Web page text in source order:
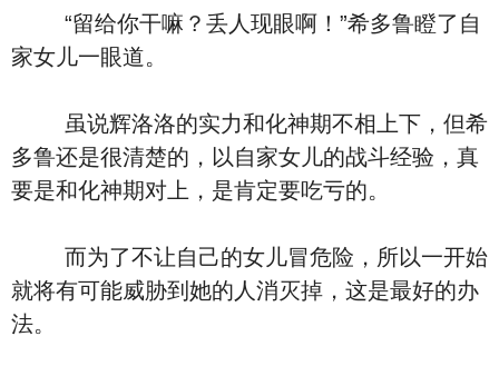
“留给你干嘛？丢人现眼啊！”希多鲁瞪了自
家女儿一眼道。
虽说辉洛洛的实力和化神期不相上下，但希
多鲁还是很清楚的，以自家女儿的战斗经验，真
要是和化神期对上，是肯定要吃亏的。
而为了不让自己的女儿冒危险，所以一开始
就将有可能威胁到她的人消灭掉，这是最好的办
法。